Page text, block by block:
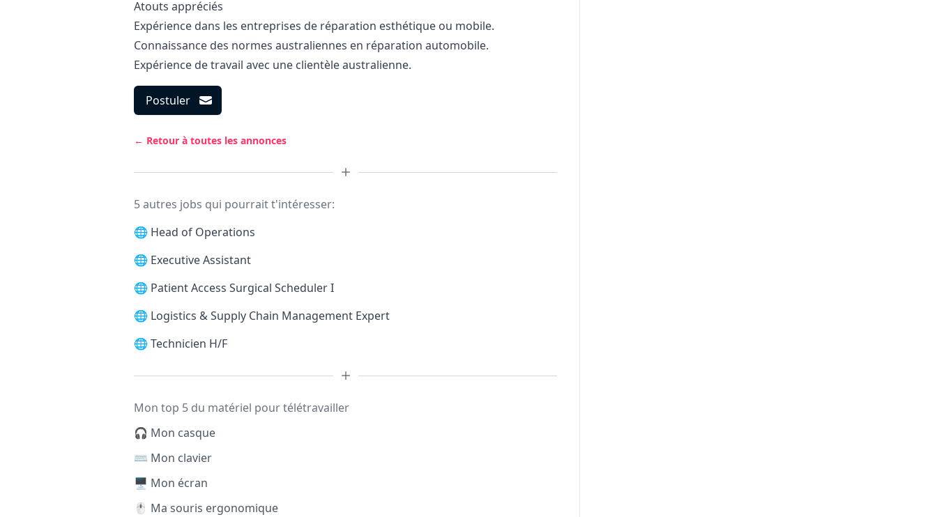
Atouts appréciés
Expérience dans les entreprises de réparation esthétique ou mobile.
Connaissance des normes australiennes en réparation automobile.
Expérience de travail avec une clientèle australienne.
Postuler
← Retour à toutes les annonces
5 autres jobs qui pourrait t'intéresser:
🌐 Head of Operations
🌐 Executive Assistant
🌐 Patient Access Surgical Scheduler I
🌐 Logistics & Supply Chain Management Expert
🌐 Technicien H/F
Mon top 5 du matériel pour télétravailler
🎧 Mon casque
⌨️ Mon clavier
🖥️ Mon écran
🖱️ Ma souris ergonomique